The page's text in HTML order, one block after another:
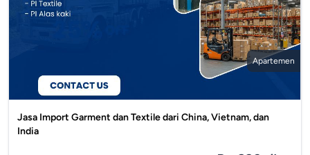
Apartemen
Jasa Import Garment dan Textile dari China, Vietnam, dan
India